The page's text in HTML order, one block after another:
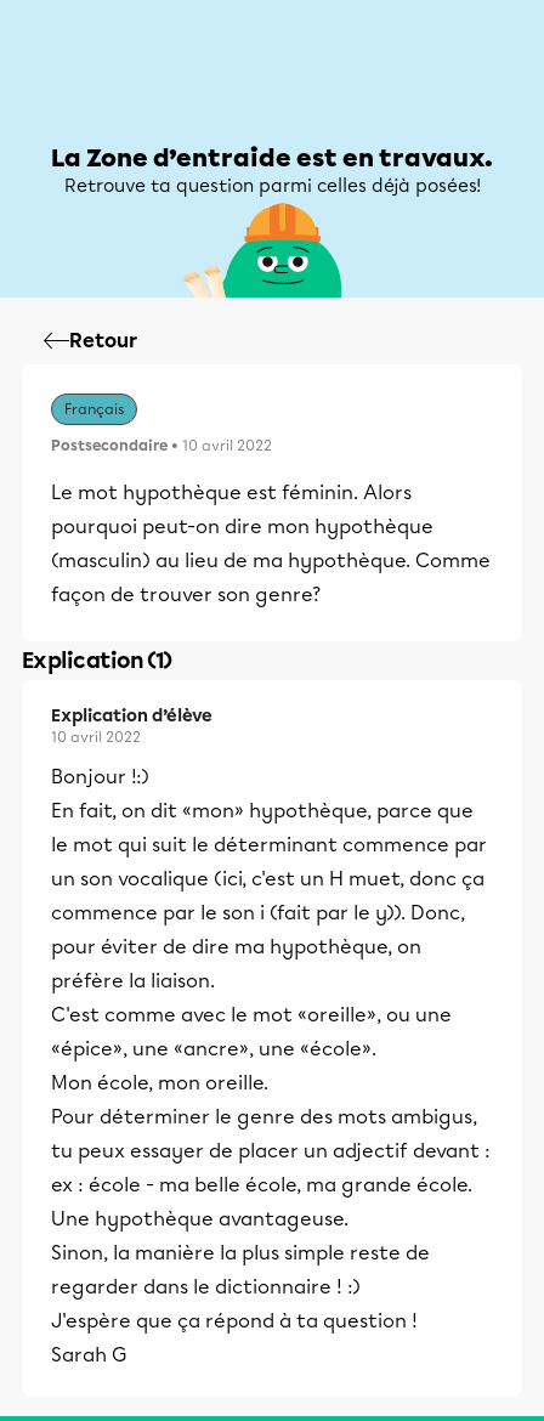
La Zone d’entraide est en travaux.
Retrouve ta question parmi celles déjà posées!
Retour
Français
Postsecondaire • 10 avril 2022
Le mot hypothèque est féminin. Alors
pourquoi peut-on dire mon hypothèque
(masculin) au lieu de ma hypothèque. Comme
façon de trouver son genre?
Explication (1)
Explication d’élève
10 avril 2022
Bonjour !:)
En fait, on dit «mon» hypothèque, parce que
le mot qui suit le déterminant commence par
un son vocalique (ici, c'est un H muet, donc ça
commence par le son i (fait par le y)). Donc,
pour éviter de dire ma hypothèque, on
préfère la liaison.
C'est comme avec le mot «oreille», ou une
«épice», une «ancre», une «école».
Mon école, mon oreille.
Pour déterminer le genre des mots ambigus,
tu peux essayer de placer un adjectif devant :
ex : école - ma belle école, ma grande école.
Une hypothèque avantageuse.
Sinon, la manière la plus simple reste de
regarder dans le dictionnaire ! :)
J'espère que ça répond à ta question !
Sarah G